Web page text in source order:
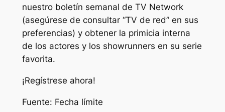
nuestro boletín semanal de TV Network
(asegúrese de consultar “TV de red” en sus
preferencias) y obtener la primicia interna
de los actores y los showrunners en su serie
favorita.
¡Regístrese ahora!
Fuente: Fecha límite